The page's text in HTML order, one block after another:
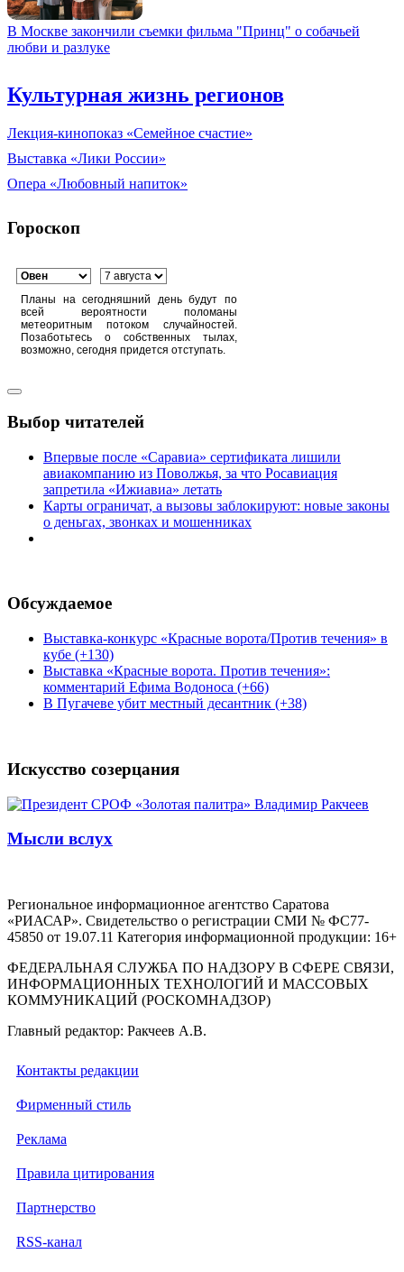
В Москве закончили съемки фильма "Принц" о собачьей
любви и разлуке
Культурная жизнь регионов
Лекция-кинопоказ «Семейное счастие»
Выставка «Лики России»
Опера «Любовный напиток»
Гороскоп
Планы на сегодняшний день будут по
всей вероятности поломаны
метеоритным потоком случайностей.
Позаботьтесь о собственных тылах,
возможно, сегодня придется отступать.
Выбор читателей
Впервые после «Саравиа» сертификата лишили
авиакомпанию из Поволжья, за что Росавиация
запретила «Ижиавиа» летать
Карты ограничат, а вызовы заблокируют: новые законы
о деньгах, звонках и мошенниках
Обсуждаемое
Выставка-конкурс «Красные ворота/Против течения» в
кубе (+130)
Выставка «Красные ворота. Против течения»:
комментарий Ефима Водоноса (+66)
В Пугачеве убит местный десантник (+38)
Искусство созерцания
Мысли вслух
Региональное информационное агентство Саратова
«РИАСАР». Свидетельство о регистрации СМИ № ФС77-
45850 от 19.07.11 Категория информационной продукции: 16+
ФЕДЕРАЛЬНАЯ СЛУЖБА ПО НАДЗОРУ В СФЕРЕ СВЯЗИ,
ИНФОРМАЦИОННЫХ ТЕХНОЛОГИЙ И МАССОВЫХ
КОММУНИКАЦИЙ (РОСКОМНАДЗОР)
Главный редактор: Ракчеев А.В.
Контакты редакции
Фирменный стиль
Реклама
Правила цитирования
Партнерство
RSS-канал